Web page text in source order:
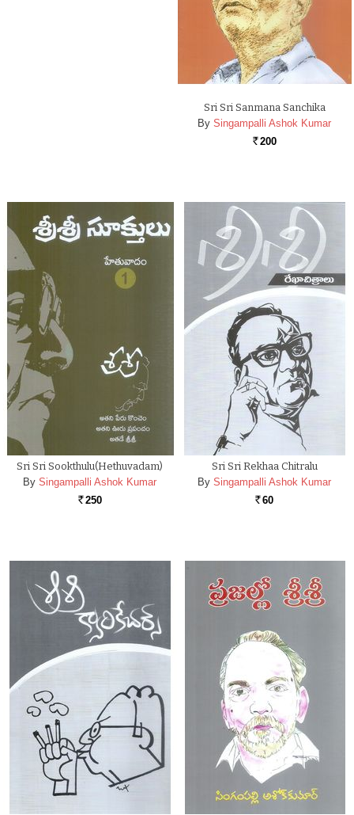
Sri Sri Sanmana Sanchika
By Singampalli Ashok Kumar
Rs. 200
Sri Sri Sookthulu(Hethuvadam)
By Singampalli Ashok Kumar
Rs. 250
Sri Sri Rekhaa Chitralu
By Singampalli Ashok Kumar
Rs. 60